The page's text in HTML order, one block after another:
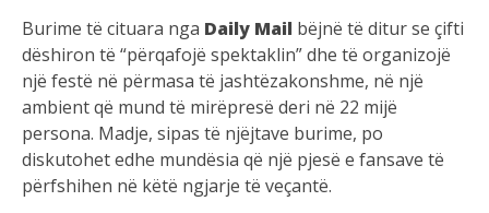
Burime të cituara nga Daily Mail bëjnë të ditur se çifti
dëshiron të “përqafojë spektaklin” dhe të organizojë
një festë në përmasa të jashtëzakonshme, në një
ambient që mund të mirëpresë deri në 22 mijë
persona. Madje, sipas të njëjtave burime, po
diskutohet edhe mundësia që një pjesë e fansave të
përfshihen në këtë ngjarje të veçantë.